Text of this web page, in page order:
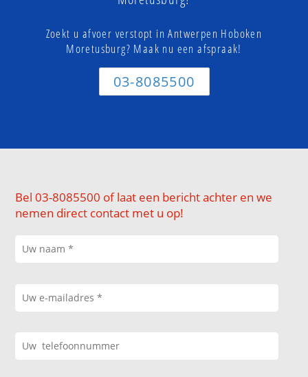
Zoekt u afvoer verstopt in Antwerpen Hoboken
Moretusburg? Maak nu een afspraak!
03-8085500
Bel 03-8085500 of laat een bericht achter en we
nemen direct contact met u op!